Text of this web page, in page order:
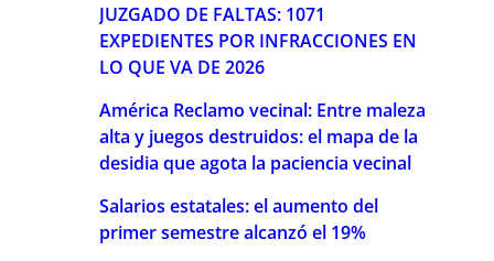
JUZGADO DE FALTAS: 1071
EXPEDIENTES POR INFRACCIONES EN
LO QUE VA DE 2026
América Reclamo vecinal: Entre maleza
alta y juegos destruidos: el mapa de la
desidia que agota la paciencia vecinal
Salarios estatales: el aumento del
primer semestre alcanzó el 19%